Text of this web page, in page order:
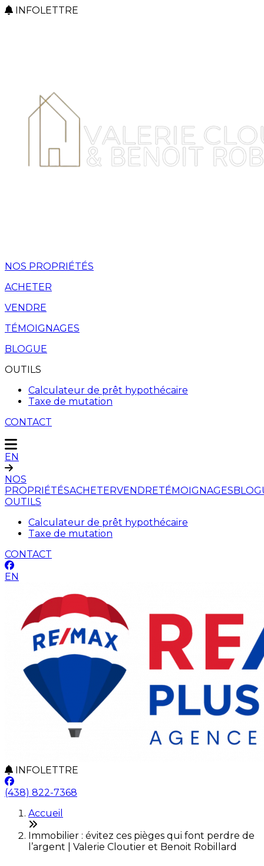
INFOLETTRE
NOS PROPRIÉTÉS
ACHETER
VENDRE
TÉMOIGNAGES
BLOGUE
OUTILS
Calculateur de prêt hypothécaire
Taxe de mutation
CONTACT
EN
NOS
PROPRIÉTÉSACHETERVENDRETÉMOIGNAGES
OUTILS
Calculateur de prêt hypothécaire
Taxe de mutation
CONTACT
EN
INFOLETTRE
(438) 822-7368
Accueil
Immobilier : évitez ces pièges qui font perdre de
l’argent | Valerie Cloutier et Benoit Robillard